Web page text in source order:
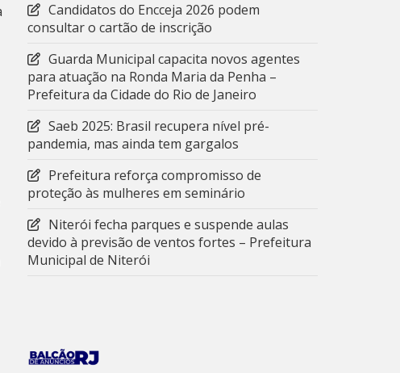
Candidatos do Encceja 2026 podem
consultar o cartão de inscrição
Guarda Municipal capacita novos agentes
para atuação na Ronda Maria da Penha –
Prefeitura da Cidade do Rio de Janeiro
Saeb 2025: Brasil recupera nível pré-
pandemia, mas ainda tem gargalos
Prefeitura reforça compromisso de
proteção às mulheres em seminário
Niterói fecha parques e suspende aulas
devido à previsão de ventos fortes – Prefeitura
Municipal de Niterói